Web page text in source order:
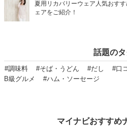
夏用リカバリーウェア人気おす
ェアをご紹介！
話題の
#調味料 #そば・うどん #だし #口
B級グルメ
#ハム・ソーセージ
マイナビおすすめ